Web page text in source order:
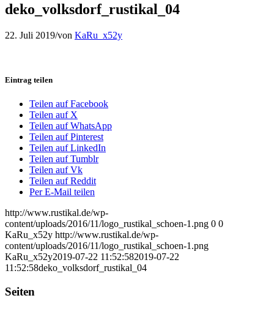
deko_volksdorf_rustikal_04
22. Juli 2019/von KaRu_x52y
Eintrag teilen
Teilen auf Facebook
Teilen auf X
Teilen auf WhatsApp
Teilen auf Pinterest
Teilen auf LinkedIn
Teilen auf Tumblr
Teilen auf Vk
Teilen auf Reddit
Per E-Mail teilen
http://www.rustikal.de/wp-
content/uploads/2016/11/logo_rustikal_schoen-1.png 0 0
KaRu_x52y http://www.rustikal.de/wp-
content/uploads/2016/11/logo_rustikal_schoen-1.png
KaRu_x52y2019-07-22 11:52:582019-07-22
11:52:58deko_volksdorf_rustikal_04
Seiten